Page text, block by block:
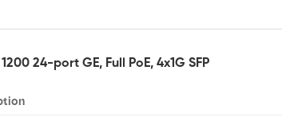
24-port GE, Full PoE, 4x1G SFP